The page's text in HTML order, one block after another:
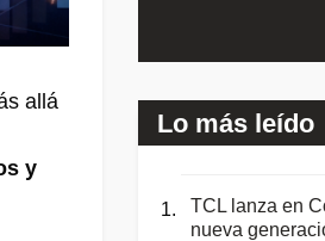
allá
y
Lo más leído
TCL lanza en
nueva